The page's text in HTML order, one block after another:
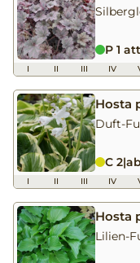
P 1
I II III IV
Hosta
Duft-
C 2|
I II III IV
Hosta
Lilien-